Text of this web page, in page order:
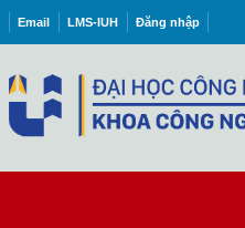
Email LMS-IUH Đăng nhập